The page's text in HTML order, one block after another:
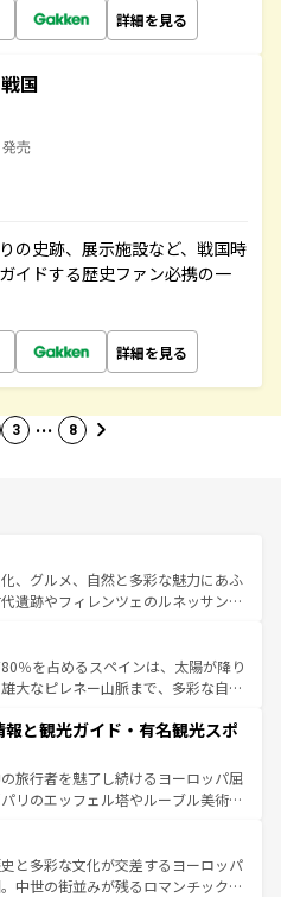
詳細を見る
国
売
の史跡、展示施設など、戦国時
イドする歴史ファン必携の一
詳細を見る
3 … 8
、グルメ、自然と多彩な魅力にあふ
遺跡やフィレンツェのルネッサンス
しい田園風景やアマルフィ海岸の絶
逃せない。観光の合間には、本場の
品のイタリア料理を堪能することも
で、忘れられない旅をしてみよう！
情報は
％を占めるスペインは、太陽が降り
大なピレネー山脈まで、多彩な自然
は、情熱的なフラメンコ、熱気あふ
しいタパスが生活の一部となってい
洗練された雰囲気や、バルセロナの
ら、地方では古代ローマ遺跡や中世
土や気候が異なるスペインはその個
性で訪れる人を魅了する。 なお、新着のスペイン情報は コ
てほしい。
と観光ガイド・有名観光スポ
旅行者を魅了し続けるヨーロッパ屈
リのエッフェル塔やルーブル美術館
っている。華麗な宮殿、歴史的な大
そして豊かな自然が、訪れる者を心
フランスは美食の国としても知ら
と多彩な文化が交差するヨーロッパ
中世の街並みが残るロマンチック街